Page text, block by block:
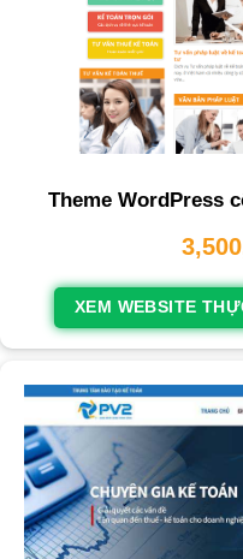
Theme WordPress
XEM WEBSITE